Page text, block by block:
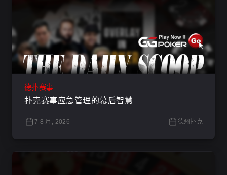
德扑赛事
扑克赛事应急管理的幕后智慧
7 8 月, 2026 德州扑克